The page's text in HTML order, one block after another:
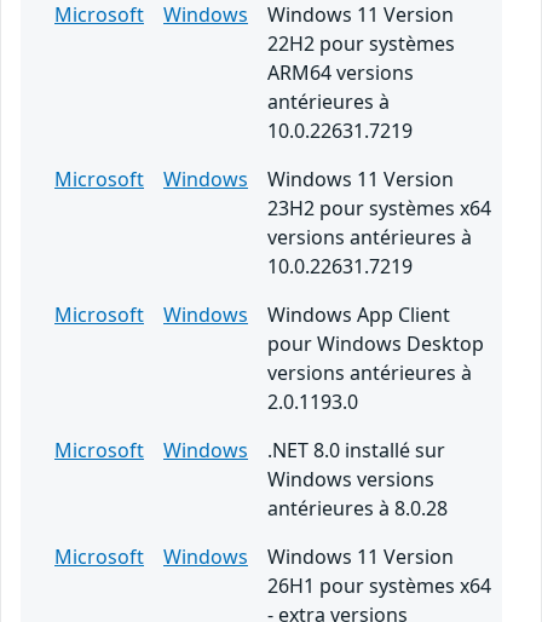
Microsoft
Windows
Windows 11 Version
22H2 pour systèmes
ARM64 versions
antérieures à
10.0.22631.7219
Microsoft
Windows
Windows 11 Version
23H2 pour systèmes x64
versions antérieures à
10.0.22631.7219
Microsoft
Windows
Windows App Client
pour Windows Desktop
versions antérieures à
2.0.1193.0
Microsoft
Windows
.NET 8.0 installé sur
Windows versions
antérieures à 8.0.28
Microsoft
Windows
Windows 11 Version
26H1 pour systèmes x64
- extra versions